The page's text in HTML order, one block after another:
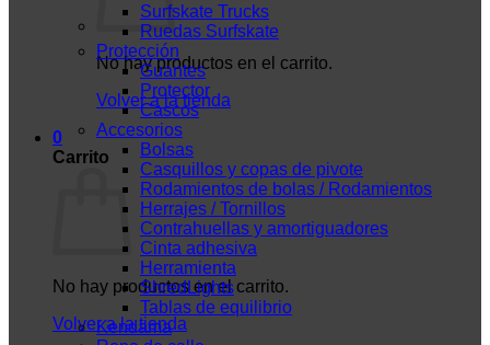
No hay productos en el carrito.
Volver a la tienda
0
Carrito
No hay productos en el carrito.
Volver a la tienda
Surfskate Trucks
Ruedas Surfskate
Protección
Guantes
Protector
Cascos
Accesorios
Bolsas
Casquillos y copas de pivote
Rodamientos de bolas / Rodamientos
Herrajes / Tornillos
Contrahuellas y amortiguadores
Cinta adhesiva
Herramienta
ShredLights
Tablas de equilibrio
Kendama